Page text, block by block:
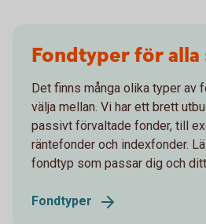
Fondtyper för alla
Det finns många olika typer av
välja mellan. Vi har ett brett
passivt förvaltade fonder, till
räntefonder och indexfonder.
fondtyp som passar dig och
Fondtyper